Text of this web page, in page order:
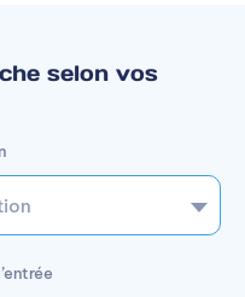
selon vos